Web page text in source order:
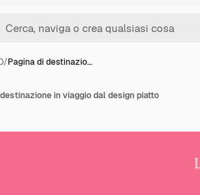
/Pagina di destinazio…
in viaggio dal design piatto